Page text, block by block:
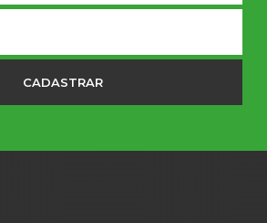
CADASTRAR